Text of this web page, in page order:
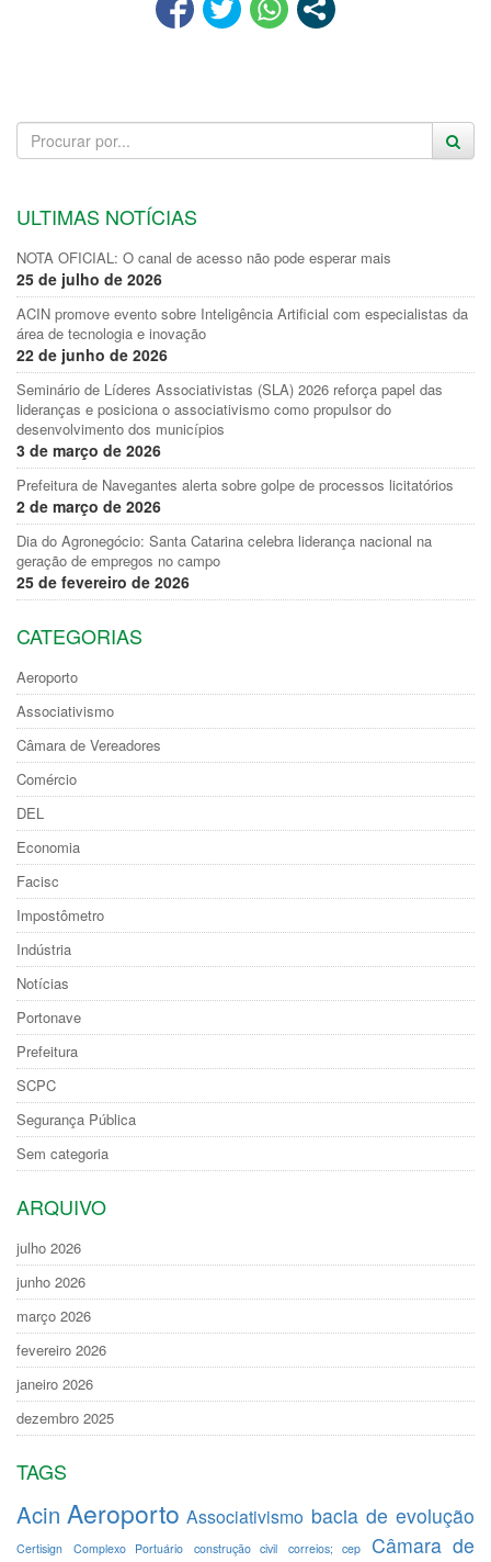
ULTIMAS NOTÍCIAS
NOTA OFICIAL: O canal de acesso não pode esperar mais
25 de julho de 2026
ACIN promove evento sobre Inteligência Artificial com especialistas da
área de tecnologia e inovação
22 de junho de 2026
Seminário de Líderes Associativistas (SLA) 2026 reforça papel das
lideranças e posiciona o associativismo como propulsor do
desenvolvimento dos municípios
3 de março de 2026
Prefeitura de Navegantes alerta sobre golpe de processos licitatórios
2 de março de 2026
Dia do Agronegócio: Santa Catarina celebra liderança nacional na
geração de empregos no campo
25 de fevereiro de 2026
CATEGORIAS
Aeroporto
Associativismo
Câmara de Vereadores
Comércio
DEL
Economia
Facisc
Impostômetro
Indústria
Notícias
Portonave
Prefeitura
SCPC
Segurança Pública
Sem categoria
ARQUIVO
julho 2026
junho 2026
março 2026
fevereiro 2026
janeiro 2026
dezembro 2025
TAGS
Acin Aeroporto Associativismo bacia de evolução
Certisign Complexo Portuário construção civil correios; cep
Câmara de